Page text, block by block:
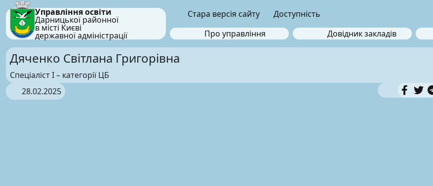
Управління освіти
Дарницької районної
в місті Києві
державної адміністрації
Стара версія сайту Доступність
Про управління
Довідник закладів
Дяченко Світлана Григорівна
Спеціаліст І – категорії ЦБ
28.02.2025